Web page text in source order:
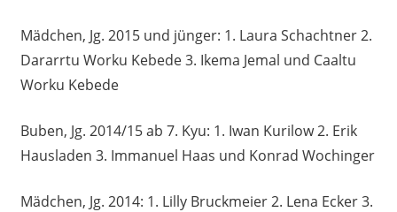
Mädchen, Jg. 2015 und jünger: 1. Laura Schachtner 2.
Dararrtu Worku Kebede 3. Ikema Jemal und Caaltu
Worku Kebede
Buben, Jg. 2014/15 ab 7. Kyu: 1. Iwan Kurilow 2. Erik
Hausladen 3. Immanuel Haas und Konrad Wochinger
Mädchen, Jg. 2014: 1. Lilly Bruckmeier 2. Lena Ecker 3.